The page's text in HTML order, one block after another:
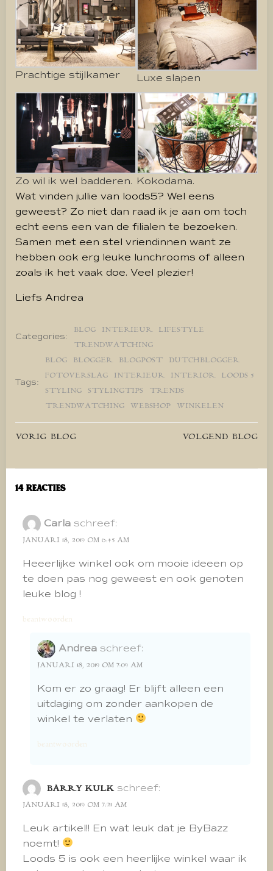
Prachtige stijlkamer Luxe slapen
Zo wil ik wel badderen. Kokodama.
Wat vinden jullie van loods5? Wel eens
geweest? Zo niet dan raad ik je aan om toch
echt eens een van de filialen te bezoeken.
Samen met een stel vriendinnen want ze
hebben ook erg leuke lunchrooms of alleen
zoals ik het vaak doe. Veel plezier!
Liefs Andrea
Categories:
BLOG INTERIEUR
LIFESTYLE
TRENDWATCHING
Tags:
BLOG BLOGGER BLOGPOST
DUTCHBLOGGER
FOTOVERSLAG
INTERIEUR INTERIOR
LOODS 5
STYLING
STYLINGTIPS
TRENDS
TRENDWATCHING
WEBSHOP WINKELEN
Bericht
navigatie
VORIG BLOG
Bericht
navigatie
VOLGEND BLOG
14 Reacties
Carla schreef:
JANUARI 18, 2019 OM 6:45 AM
Heeerlijke winkel ook om mooie ideeen op
te doen pas nog geweest en ook genoten
leuke blog !
beantwoorden
Andrea schreef:
JANUARI 18, 2019 OM 7:09 AM
Kom er zo graag! Er blijft alleen een
uitdaging om zonder aankopen de
winkel te verlaten
beantwoorden
BARRY KULK schreef:
JANUARI 18, 2019 OM 7:21 AM
Leuk artikel!! En wat leuk dat je ByBazz
noemt!
Loods 5 is ook een heerlijke winkel waar ik